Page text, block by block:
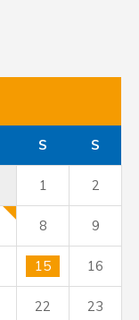
S S
1 2
8 9
15 16
22 23